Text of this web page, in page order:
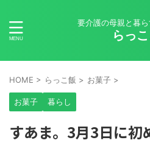
要介護の母親と暮
らっ
HOME > らっこ飯 > お菓子 >
お菓子 暮らし
すあま。3月3日に初